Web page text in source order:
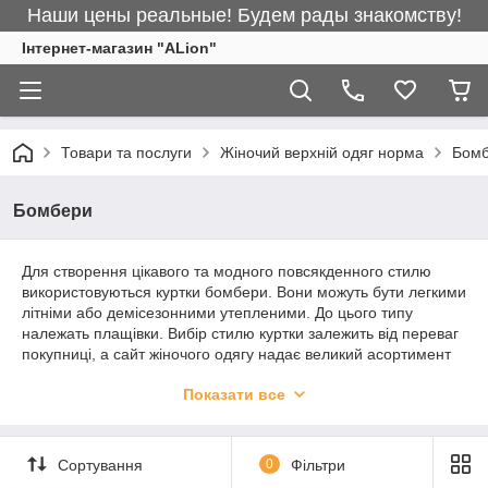
Наши цены реальные! Будем рады знакомству!
Інтернет-магазин "ALіon"
Товари та послуги Жіночий верхній одяг норма
Бомбери
Для створення цікавого та модного повсякденного стилю
використовуються куртки бомбери. Вони можуть бути легкими
літніми або демісезонними утепленими. До цього типу
належать плащівки. Вибір стилю куртки залежить від переваг
покупниці, а сайт жіночого одягу надає великий асортимент
можливість придбання курток гуртом і в роздріб, що відкриває
й реалізації.
Показати все
Сортування 0 Фільтри